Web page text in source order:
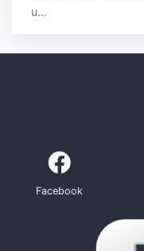
u...
Facebook